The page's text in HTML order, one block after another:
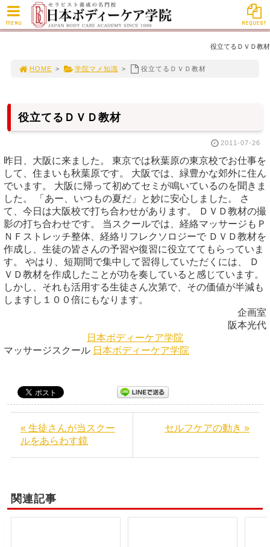
役立てるＤＶＤ教材
HOME > 学院マメ知識 > 役立てるＤＶＤ教材
役立てるＤＶＤ教材
2011-07-26
昨日、大阪に来ました。 東京では秋葉原の東京校でお仕事を
して、住まいも秋葉原です。 大阪では、緑豊かな郊外に住ん
でいます。 大阪に帰って初めてセミが鳴いているのを聞きま
した。 「あー、いつもの夏だ」と妙に安心しました。 さ
て、今日は大阪校で打ち合わせがあります。 ＤＶＤ教材の撮
影の打ち合わせです。 当スクールでは、経絡マッサージもＰ
ＮＦストレッチ整体、経絡リフレクソロジーで ＤＶＤ教材を
作成し、生徒の皆さんの予習や復習に役立ててもらっていま
す。 やはり、短期間で集中して習得していただくには、 Ｄ
ＶＤ教材を作成したことが功を奏していると感じています。
しかし、それも活用する生徒さん次第で、その価値が半減も
しますし１００倍にもなります。
企画室
阪本光代
日本ボディーケア学院
マッサージスクール 日本ボディーケア学院
« 生徒さんが当スクー
ルをあらわす鏡
セルフケアの動き »
関連記事
MENU REQUEST